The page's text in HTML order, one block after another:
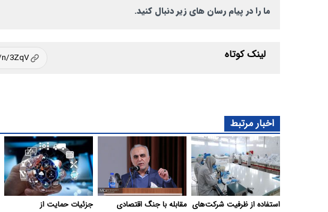
ما را در پیام رسان های زیر دنبال کنید.
لینک کوتاه
اخبار مرتبط
استفاده از ظرفیت شرکت‌های مقابله با جنگ اقتصادی
جزئیات حمایت از